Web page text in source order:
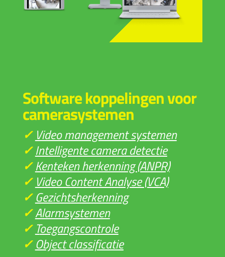
Software koppelingen voor
camerasystemen
✓ Video management systemen
✓Intelligente camera detectie
✓Kenteken herkenning (ANPR)
✓ Video Content Analyse (VCA)
✓Gezichtsherkenning
✓Alarmsystemen
✓ Toegangscontrole
✓Object classificatie